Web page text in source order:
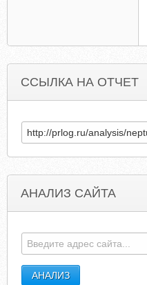
ССЫЛКА НА ОТЧЕТ
АНАЛИЗ САЙТА